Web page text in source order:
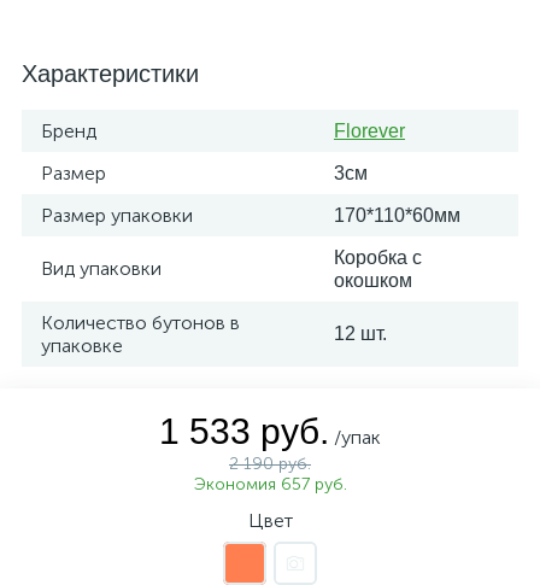
Характеристики
Бренд Florever
Размер 3см
Размер упаковки 170*110*60мм
Вид упаковки
Коробка с
окошком
Количество бутонов в
упаковке
12 шт.
1 533 руб. /упак
2 190 руб.
Экономия 657 руб.
Цвет